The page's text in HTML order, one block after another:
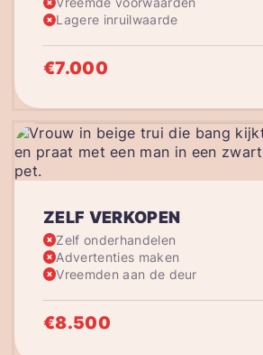
Lagere inruilwaarde
€7.000
ZELF VERKOPEN
Zelf onderhandelen
Advertenties maken
Vreemden aan de deur
€8.500